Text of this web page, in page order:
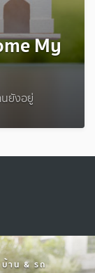
My
นยังอยู่
บ้าน & รถ